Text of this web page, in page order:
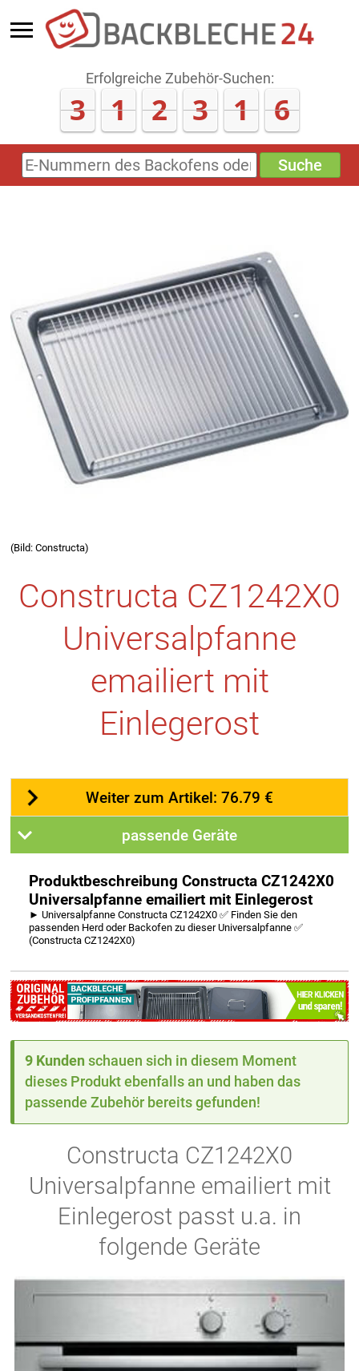
Erfolgreiche Zubehör-Suchen:
3 1 2 3 1 6
E-
Nummern
Suche
(Bild: Constructa)
Constructa CZ1242X0
Universalpfanne
emailiert mit
Einlegerost
Weiter zum Artikel: 76.79 €
passende Geräte
Produktbeschreibung Constructa CZ1242X0
Universalpfanne emailiert mit Einlegerost
► Universalpfanne Constructa CZ1242X0 ✅ Finden Sie den
passenden Herd oder Backofen zu dieser Universalpfanne ✅
(Constructa CZ1242X0)
9 Kunden schauen sich in diesem Moment
dieses Produkt ebenfalls an und haben das
passende Zubehör bereits gefunden!
Constructa CZ1242X0
Universalpfanne emailiert mit
Einlegerost passt u.a. in
folgende Geräte